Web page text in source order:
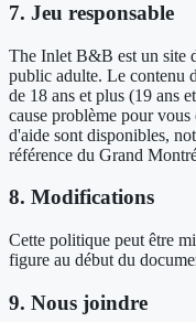
7. Jeu responsable
The Inlet B&B est un site
public adulte. Le contenu
de 18 ans et plus (19 ans
cause problème pour vous
d'aide sont disponibles,
référence du Grand
8. Modifications
Cette politique peut être
figure au début du
9. Nous joindre